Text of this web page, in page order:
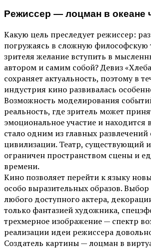
Режиссер — лоцман в океане
Какую цель преследует режиссер:
погружаясь в сложную философскую
зрителя желание вступить в
автором и самим собой? Девиз
сохраняет актуальность, поэтому в
индустрия кино развивалась
Возможность моделирования
реальность, где зритель может
эмоциональное участие и находится
стало одним из главных
цивилизации. Театр, существующий
ограничен пространством сцены и
времени.
Кино позволяет перейти к языку
особо выразительных образов.
любого доступного актера,
только фантазией художника,
трехмерное изображение — спектр
реализации идеи режиссера
Создатель картины — лоцман в